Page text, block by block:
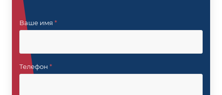
Ваше имя *
Телефон *